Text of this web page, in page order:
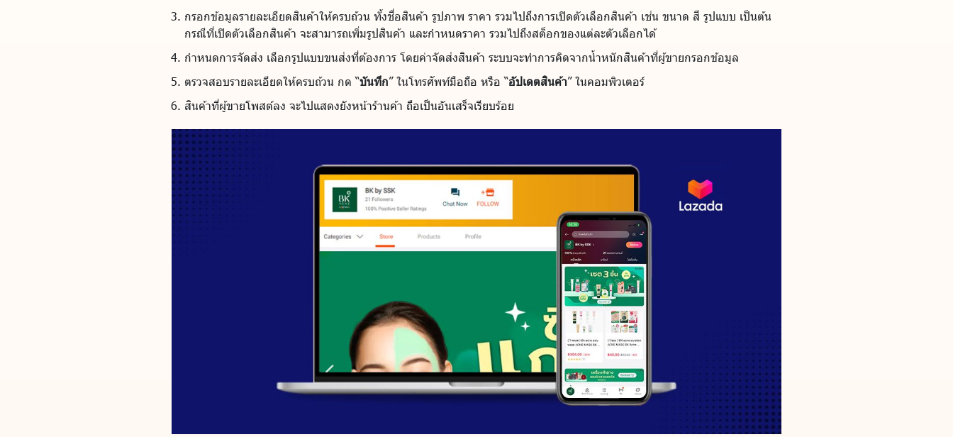
กรอกข้อมูลรายละเอียดสินค้าให้ครบถ้วน ทั้งชื่อสินค้า รูปภาพ ราคา รวมไปถึงการเปิดตัวเลือกสินค้า เช่น ขนาด สี รูปแบบ เป็นต้น
กรณีที่เปิดตัวเลือกสินค้า จะสามารถเพิ่มรูปสินค้า และกำหนดราคา รวมไปถึงสต็อกของแต่ละตัวเลือกได้
กำหนดการจัดส่ง เลือกรูปแบบขนส่งที่ต้องการ โดยค่าจัดส่งสินค้า ระบบจะทำการคิดจากน้ำหนักสินค้าที่ผู้ขายกรอกข้อมูล
ตรวจสอบรายละเอียดให้ครบถ้วน กด “บันทึก” ในโทรศัพท์มือถือ หรือ “อัปเดตสินค้า” ในคอมพิวเตอร์
สินค้าที่ผู้ขายโพสต์ลง จะไปแสดงยังหน้าร้านค้า ถือเป็นอันเสร็จเรียบร้อย